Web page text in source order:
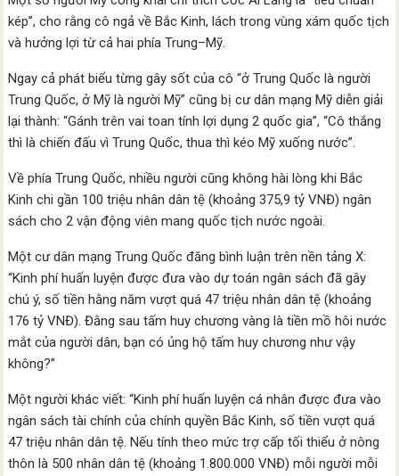
kép”, cho rằng cô ngả về Bắc Kinh, lách trong vùng xám quốc tịch
và hưởng lợi từ cả hai phía Trung–Mỹ.
Ngay cả phát biểu từng gây sốt của cô “ở Trung Quốc là người
Trung Quốc, ở Mỹ là người Mỹ” cũng bị cư dân mạng Mỹ diễn giải
lại thành: “Gánh trên vai toan tính lợi dụng 2 quốc gia”, “Cô thắng
thì là chiến đấu vì Trung Quốc, thua thì kéo Mỹ xuống nước”.
Về phía Trung Quốc, nhiều người cũng không hài lòng khi Bắc
Kinh chi gần 100 triệu nhân dân tệ (khoảng 375,9 tỷ VNĐ) ngân
sách cho 2 vận động viên mang quốc tịch nước ngoài.
Một cư dân mạng Trung Quốc đăng bình luận trên nền tảng X:
“Kinh phí huấn luyện được đưa vào dự toán ngân sách đã gây
chú ý, số tiền hằng năm vượt quá 47 triệu nhân dân tệ (khoảng
176 tỷ VNĐ). Đằng sau tấm huy chương vàng là tiền mồ hôi nước
mắt của người dân, bạn có ủng hộ tấm huy chương như vậy
không?”
Một người khác viết: “Kinh phí huấn luyện cá nhân được đưa vào
ngân sách tài chính của chính quyền Bắc Kinh, số tiền vượt quá
47 triệu nhân dân tệ. Nếu tính theo mức trợ cấp tối thiểu ở nông
thôn là 500 nhân dân tệ (khoảng 1.800.000 VNĐ) mỗi người mỗi